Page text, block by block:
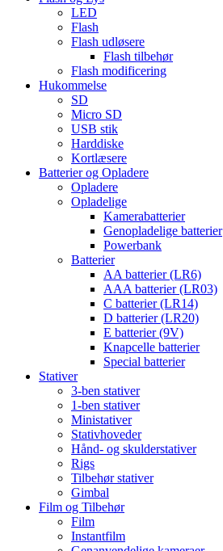
LED
Flash
Flash udløsere
Flash tilbehør
Flash modificering
Hukommelse
SD
Micro SD
USB stik
Harddiske
Kortlæsere
Batterier og Opladere
Opladere
Opladelige
Kamerabatterier
Genopladelige batterier
Powerbank
Batterier
AA batterier (LR6)
AAA batterier (LR03)
C batterier (LR14)
D batterier (LR20)
E batterier (9V)
Knapcelle batterier
Special batterier
Stativer
3-ben stativer
1-ben stativer
Ministativer
Stativhoveder
Hånd- og skulderstativer
Rigs
Tilbehør stativer
Gimbal
Film og Tilbehør
Film
Instantfilm